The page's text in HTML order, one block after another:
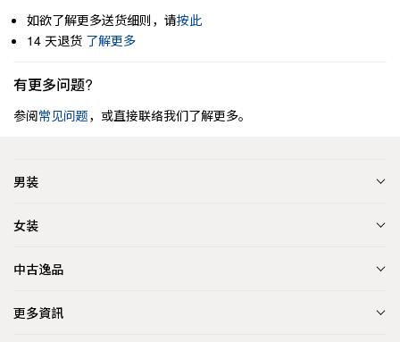
如欲了解更多送货细则，请按此
14 天退货 了解更多
有更多问题?
参阅常见问题，或直接联络我们了解更多。
男装
女装
中古逸品
更多資訊